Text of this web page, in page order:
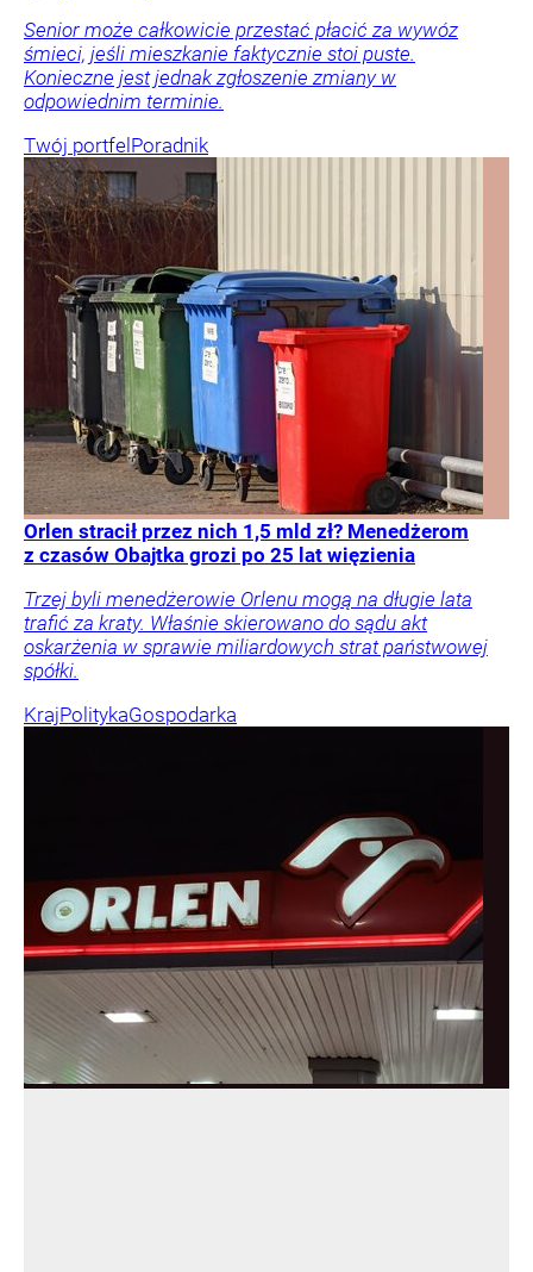
Senior może całkowicie przestać płacić za wywóz
śmieci, jeśli mieszkanie faktycznie stoi puste.
Konieczne jest jednak zgłoszenie zmiany w
odpowiednim terminie.
Twój portfel Poradnik
Orlen stracił przez nich 1,5 mld zł? Menedżerom
z czasów Obajtka grozi po 25 lat więzienia
Trzej byli menedżerowie Orlenu mogą na długie lata
trafić za kraty. Właśnie skierowano do sądu akt
oskarżenia w sprawie miliardowych strat państwowej
spółki.
KrajPolitykaGospodarka